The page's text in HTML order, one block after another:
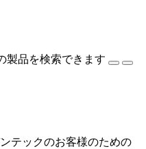
製品を検索できます
ンテックのお客様のための